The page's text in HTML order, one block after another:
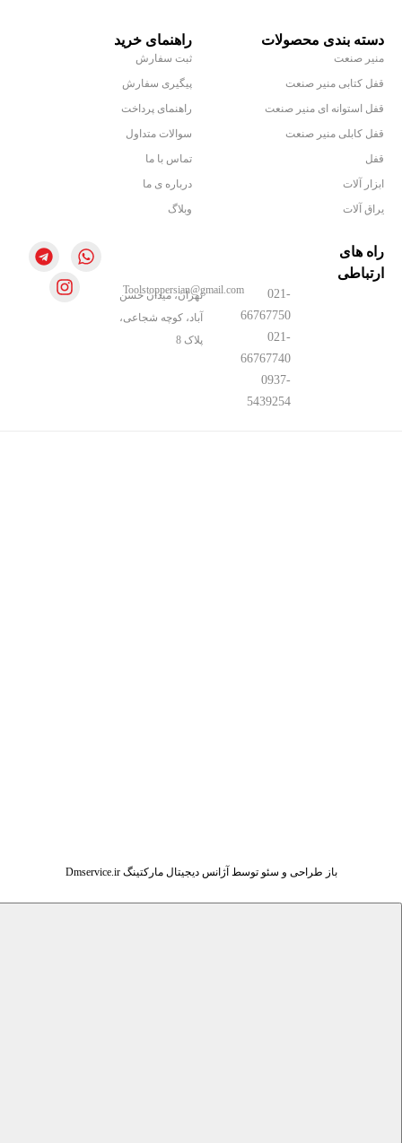
دسته بندی محصولات
منیر صنعت
قفل کتابی منیر صنعت
قفل استوانه ای منیر صنعت
قفل کابلی منیر صنعت
قفل
ابزار آلات
یراق آلات
راهنمای خرید
ثبت سفارش
پیگیری سفارش
راهنمای پرداخت
سوالات متداول
تماس با ما
درباره ی ما
وبلاگ
راه های
ارتباطی
تهران، میدان حسن
آباد، کوچه شجاعی،
پلاک 8
021-
66767750
021-
66767740
0937-
5439254
Toolstoppersian@gmail.com
باز طراحی و سئو توسط آژانس دیجیتال مارکتینگ Dmservice.ir